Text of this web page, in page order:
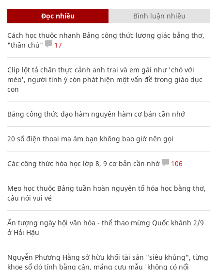
Đọc nhiều Bình luận nhiều
Cách học thuộc nhanh Bảng công thức lượng giác bằng thơ,
"thần chú"
17
Clip lột tả chân thực cảnh anh trai và em gái như 'chó với
mèo', người tinh ý còn phát hiện một vấn đề trong giáo dục
con
Bảng công thức đạo hàm nguyên hàm cơ bản cần nhớ
20 số điện thoại ma ám bạn không bao giờ nên gọi
Các công thức hóa học lớp 8, 9 cơ bản cần nhớ 106
Mẹo học thuộc Bảng tuần hoàn nguyên tố hóa học bằng thơ,
câu nói vui vẻ
Ấn tượng ngày hội văn hóa - thể thao mừng Quốc khánh 2/9
ở Hải Hậu
Nguyễn Phương Hằng sở hữu khối tài sản "siêu khủng", từng
khoe sổ đỏ tính bằng cân, mắng cựu mẫu 'không có nổi